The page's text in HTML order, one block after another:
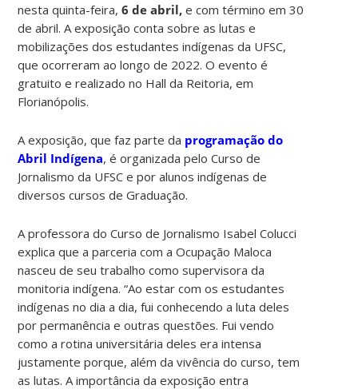
nesta quinta-feira,6 de abril, e com término em 30
de abril. A exposição conta sobre as lutas e
mobilizações dos estudantes indígenas da UFSC,
que ocorreram ao longo de 2022. O evento é
gratuito e realizado no Hall da Reitoria, em
Florianópolis.
A exposição, que faz parte da programação do
Abril Indígena, é organizada pelo Curso de
Jornalismo da UFSC e por alunos indígenas de
diversos cursos de Graduação.
A professora do Curso de Jornalismo Isabel Colucci
explica que a parceria com a Ocupação Maloca
nasceu de seu trabalho como supervisora da
monitoria indígena. “Ao estar com os estudantes
indígenas no dia a dia, fui conhecendo a luta deles
por permanência e outras questões. Fui vendo
como a rotina universitária deles era intensa
justamente porque, além da vivência do curso, tem
as lutas. A importância da exposição entra